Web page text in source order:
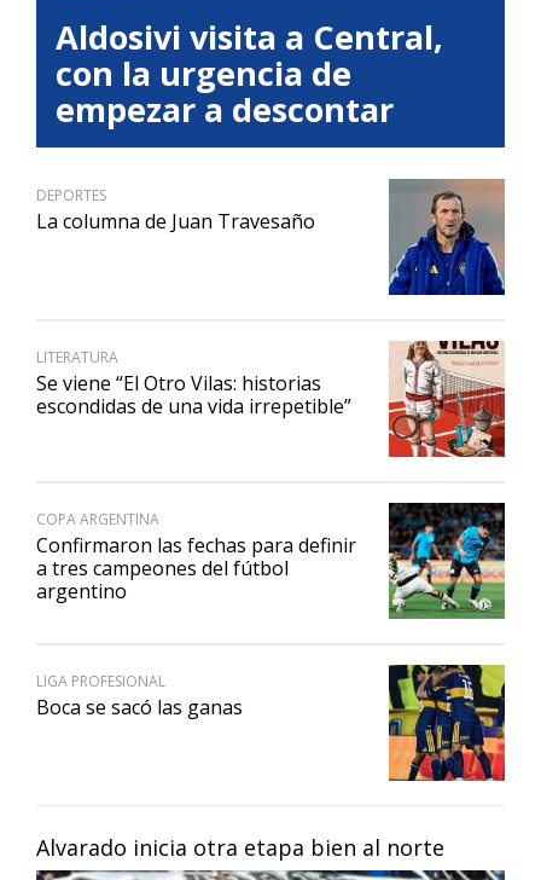
Alvarado inicia otra etapa bien al norte
Aldosivi visita a Central,
con la urgencia de
empezar a descontar
DEPORTES
La columna de Juan Travesaño
LITERATURA
Se viene “El Otro Vilas: historias
escondidas de una vida irrepetible”
COPA ARGENTINA
Confirmaron las fechas para definir
a tres campeones del fútbol
argentino
LIGA PROFESIONAL
Boca se sacó las ganas